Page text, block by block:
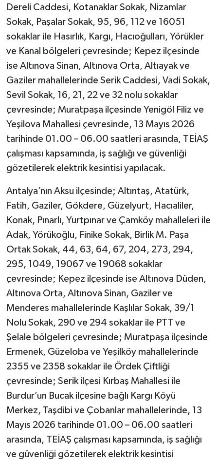
Dereli Caddesi, Kotanaklar Sokak, Nizamlar
Sokak, Paşalar Sokak, 95, 96, 112 ve 16051
sokaklar ile Hasırlık, Kargı, Hacıoğulları, Yörükler
ve Kanal bölgeleri çevresinde; Kepez ilçesinde
ise Altınova Sinan, Altınova Orta, Altıayak ve
Gaziler mahallelerinde Serik Caddesi, Vadi Sokak,
Sevil Sokak, 16, 21, 22 ve 32 nolu sokaklar
çevresinde; Muratpaşa ilçesinde Yenigöl Filiz ve
Yeşilova Mahallesi çevresinde, 13 Mayıs 2026
tarihinde 01.00 – 06.00 saatleri arasında, TEİAŞ
çalışması kapsamında, iş sağlığı ve güvenliği
gözetilerek elektrik kesintisi yapılacak.
Antalya’nın Aksu ilçesinde; Altıntaş, Atatürk,
Fatih, Gaziler, Gökdere, Güzelyurt, Hacıaliler,
Konak, Pınarlı, Yurtpınar ve Çamköy mahalleleri ile
Adak, Yörükoğlu, Finike Sokak, Birlik M. Paşa
Ortak Sokak, 44, 63, 64, 67, 204, 273, 294,
295, 1049, 19067 ve 19068 sokaklar
çevresinde; Kepez ilçesinde ise Altınova Düden,
Altınova Orta, Altınova Sinan, Gaziler ve
Menderes mahallelerinde Kaşlılar Sokak, 39/1
Nolu Sokak, 290 ve 294 sokaklar ile PTT ve
Şelale bölgeleri çevresinde; Muratpaşa ilçesinde
Ermenek, Güzeloba ve Yeşilköy mahallelerinde
2355 ve 2358 sokaklar ile Ördek Çiftliği
çevresinde; Serik ilçesi Kırbaş Mahallesi ile
Burdur’un Bucak ilçesine bağlı Kargı Köyü
Merkez, Taşdibi ve Çobanlar mahallelerinde, 13
Mayıs 2026 tarihinde 01.00 – 06.00 saatleri
arasında, TEİAŞ çalışması kapsamında, iş sağlığı
ve güvenliği gözetilerek elektrik kesintisi